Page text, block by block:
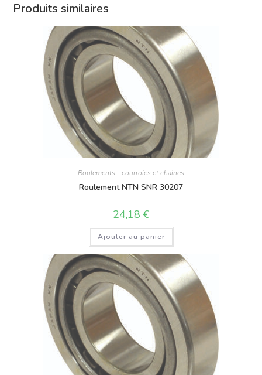
Produits similaires
Roulements - courroies et chaines
Roulement NTN SNR 30207
24,18 €
Ajouter au panier